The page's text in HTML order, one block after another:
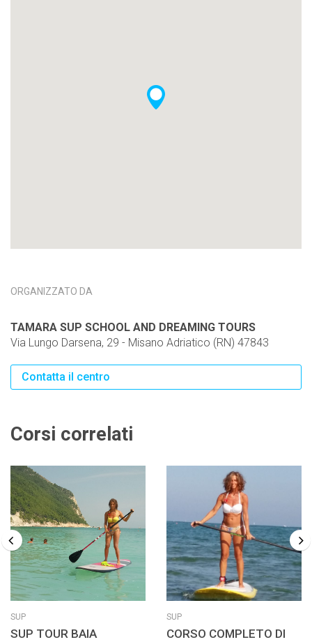
ORGANIZZATO DA
TAMARA SUP SCHOOL AND DREAMING TOURS
Via Lungo Darsena, 29 - Misano Adriatico (RN) 47843
Contatta il centro
Corsi correlati
SUP
SUP TOUR BAIA
SUP
CORSO COMPLETO DI